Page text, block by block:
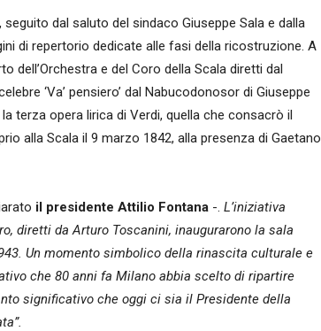
dal saluto del sindaco Giuseppe Sala e dalla
di repertorio dedicate alle fasi della ricostruzione. A
dell’Orchestra e del Coro della Scala diretti dal
‘Va’ pensiero’ dal Nabucodonosor di Giuseppe
terza opera lirica di Verdi, quella che consacrò il
alla Scala il 9 marzo 1842, alla presenza di Gaetano
il presidente Attilio Fontana -. L’iniziativa
diretti da Arturo Toscanini, inaugurarono la sala
Un momento simbolico della rinascita culturale e
che 80 anni fa Milano abbia scelto di ripartire
significativo che oggi ci sia il Presidente della